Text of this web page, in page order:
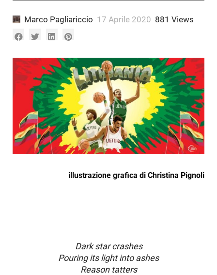
Marco Pagliariccio 17 Aprile 2020 881 Views
illustrazione grafica di Christina Pignoli
Dark star crashes
Pouring its light into ashes
Reason tatters